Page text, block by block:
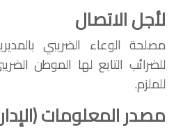
لأجل الاتصال
مصلحة الوعاء الضريبي
للضرائب التابع لها الموطن
للملزم.
مصدر المعلومات